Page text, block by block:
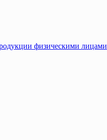
физическими лицами